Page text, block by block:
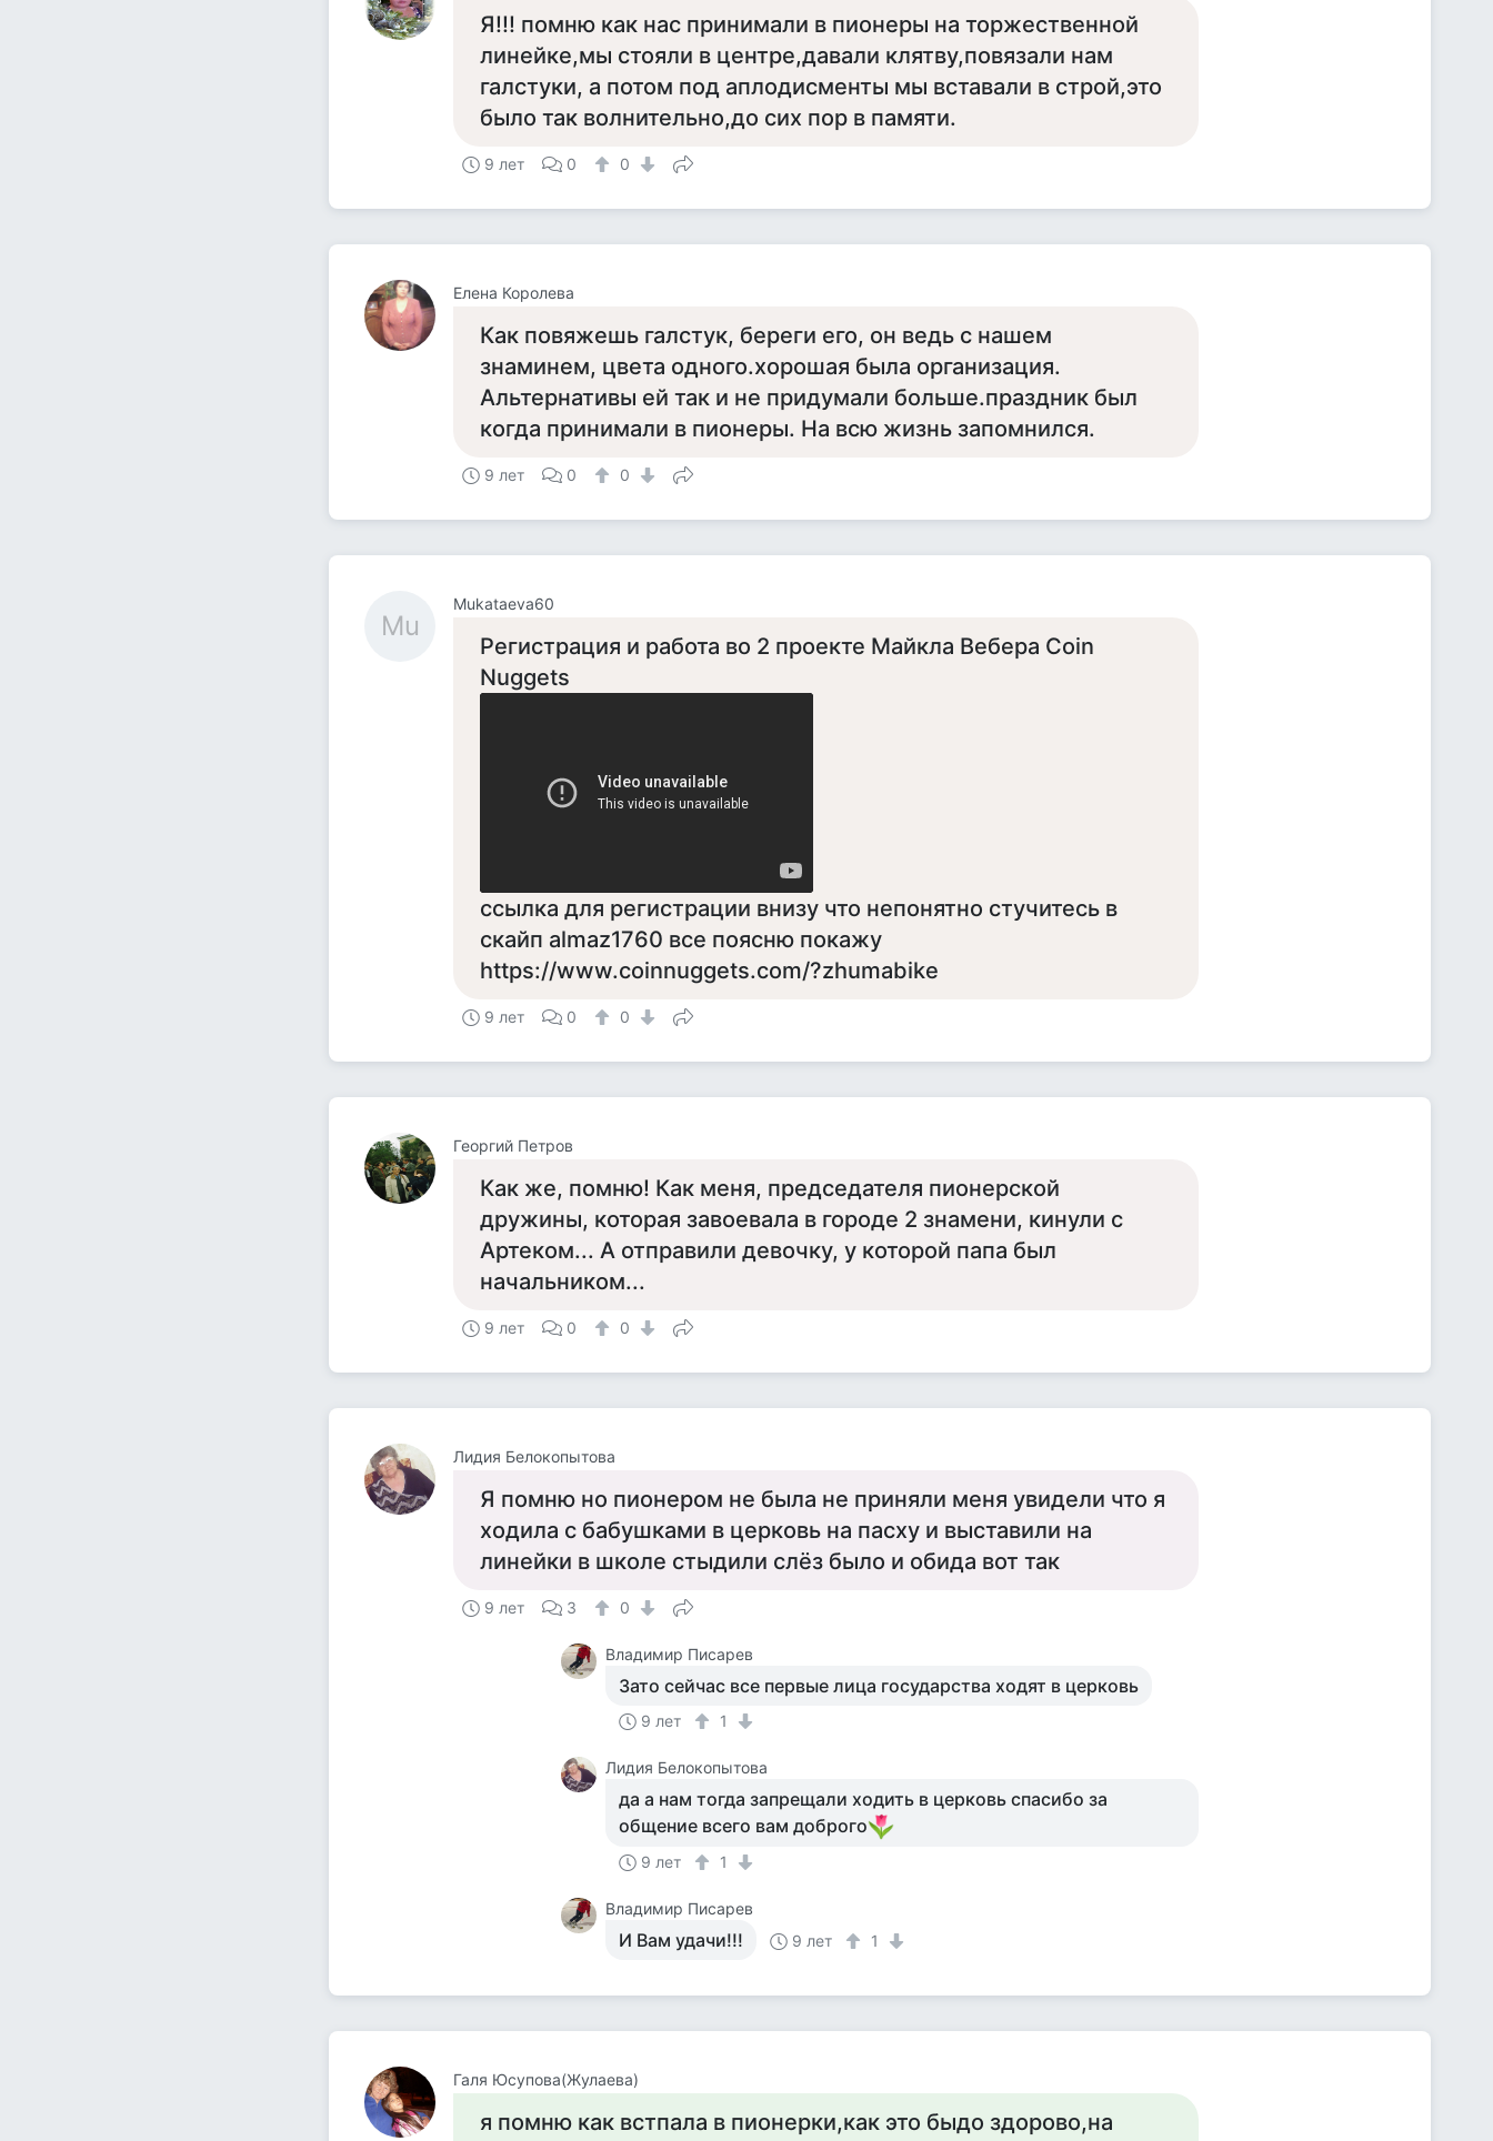
Я!!! помню как нас принимали в пионеры на торжественной
линейке,мы стояли в центре,давали клятву,повязали нам
галстуки, а потом под аплодисменты мы вставали в строй,это
было так волнительно,до сих пор в памяти.
9 лет 0 0
Елена Королева
Как повяжешь галстук, береги его, он ведь с нашем
знаминем, цвета одного.хорошая была организация.
Альтернативы ей так и не придумали больше.праздник был
когда принимали в пионеры. На всю жизнь запомнился.
9 лет 0 0
Mu
Mukataeva60
Регистрация и работа во 2 проекте Майкла Вебера Coin
Nuggets
ссылка для регистрации внизу что непонятно стучитесь в
скайп almaz1760 все поясню покажу
https://www.coinnuggets.com/?zhumabike
9 лет 0 0
Георгий Петров
Как же, помню! Как меня, председателя пионерской
дружины, которая завоевала в городе 2 знамени, кинули с
Артеком... А отправили девочку, у которой папа был
начальником...
9 лет 0 0
Лидия Белокопытова
Я помню но пионером не была не приняли меня увидели что я
ходила с бабушками в церковь на пасху и выставили на
линейки в школе стыдили слёз было и обида вот так
9 лет 3 0
Владимир Писарев
Зато сейчас все первые лица государства ходят в церковь
9 лет 1
Лидия Белокопытова
да а нам тогда запрещали ходить в церковь спасибо за
общение всего вам доброго
9 лет 1
Владимир Писарев
И Вам удачи!!! 9 лет 1
Галя Юсупова(Жулаева)
я помню как встпала в пионерки,как это быдо здорово,на